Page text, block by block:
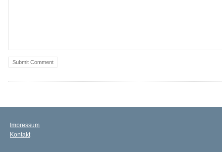
Impressum
Kontakt